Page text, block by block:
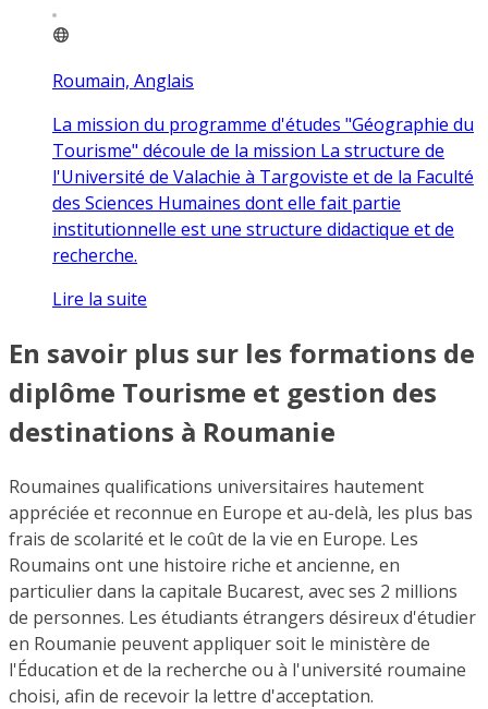
Roumain, Anglais
La mission du programme d'études "Géographie du
Tourisme" découle de la mission La structure de
l'Université de Valachie à Targoviste et de la Faculté
des Sciences Humaines dont elle fait partie
institutionnelle est une structure didactique et de
recherche.
Lire la suite
En savoir plus sur les formations de
diplôme Tourisme et gestion des
destinations à Roumanie
Roumaines qualifications universitaires hautement
appréciée et reconnue en Europe et au-delà, les plus bas
frais de scolarité et le coût de la vie en Europe. Les
Roumains ont une histoire riche et ancienne, en
particulier dans la capitale Bucarest, avec ses 2 millions
de personnes. Les étudiants étrangers désireux d'étudier
en Roumanie peuvent appliquer soit le ministère de
l'Éducation et de la recherche ou à l'université roumaine
choisi, afin de recevoir la lettre d'acceptation.